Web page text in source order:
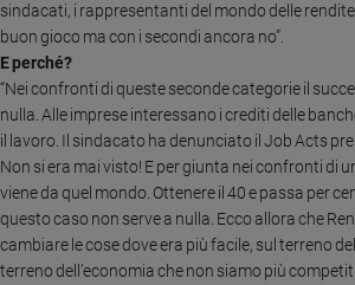
e
streaming
Musica
Arte
Famiglia
ed
educazione
Genitori
sindacati, i rappresentanti del mondo delle
buon gioco ma con i secondi ancora no”.
E perché?
“Nei confronti di queste seconde categorie il
nulla. Alle imprese interessano i crediti delle
il lavoro. Il sindacato ha denunciato il Job Acts
Non si era mai visto! E per giunta nei confronti di
viene da quel mondo. Ottenere il 40 e passa per
questo caso non serve a nulla. Ecco allora che
cambiare le cose dove era più facile, sul terreno
terreno dell’economia che non siamo più